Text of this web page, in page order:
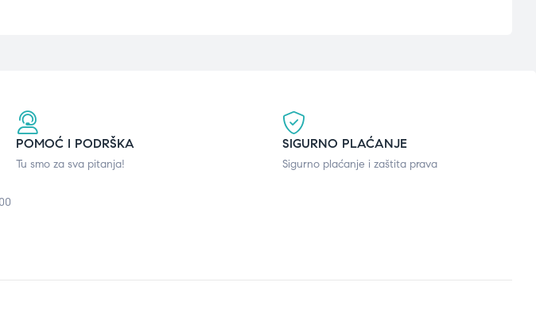
POMOĆ I PODRŠKA
Tu smo za sva pitanja!
SIGURNO PLAĆANJE
Sigurno plaćanje i zaštita prava